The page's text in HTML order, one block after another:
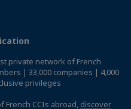
private network of French
| 33,000 companies | 4,000
privileges
French CCIs abroad, discover